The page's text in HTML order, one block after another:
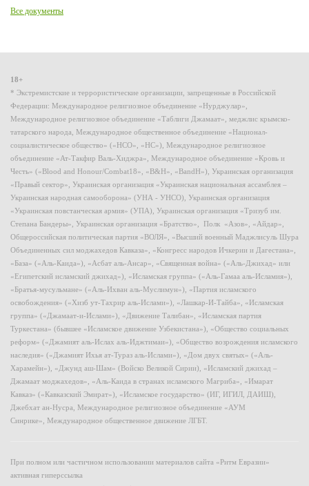
Все документы
18+
* Экстремистские и террористические организации, запрещенные в Российской
Федерации: Международное религиозное объединение «Нурджулар»,
Международное религиозное объединение «Таблиги Джамаат», меджлис крымско-
татарского народа, Международное общественное объединение «Национал-
социалистическое общество» («НСО», «НС»), Международное религиозное
объединение «Ат-Такфир Валь-Хиджра», Международное объединение «Кровь и
Честь» («Blood and Honour/Combat18», «B&H», «BandH»), Украинская организация
«Правый сектор», Украинская организация «Украинская национальная ассамблея –
Украинская народная самооборона» (УНА - УНСО), Украинская организация
«Украинская повстанческая армия» (УПА), Украинская организация «Тризуб им.
Степана Бандеры», Украинская организация «Братство», Полк «Азов», «Айдар»,
Общероссийская политическая партия «ВОЛЯ», «Высший военный Маджлисуль Шура
Объединенных сил моджахедов Кавказа», «Конгресс народов Ичкерии и Дагестана»,
«База» («Аль-Каида»), «Асбат аль-Ансар», «Священная война» («Аль-Джихад» или
«Египетский исламский джихад»), «Исламская группа» («Аль-Гамаа аль-Исламия»),
«Братья-мусульмане» («Аль-Ихван аль-Муслимун»), «Партия исламского
освобождения» («Хизб ут-Тахрир аль-Ислами»), «Лашкар-И-Тайба», «Исламская
группа» («Джамаат-и-Ислами»), «Движение Талибан», «Исламская партия
Туркестана» (бывшее «Исламское движение Узбекистана»), «Общество социальных
реформ» («Джамият аль-Ислах аль-Иджтимаи»), «Общество возрождения исламского
наследия» («Джамият Ихья ат-Тураз аль-Ислами»), «Дом двух святых» («Аль-
Харамейн»), «Джунд аш-Шам» (Войско Великой Сирии), «Исламский джихад –
Джамаат моджахедов», «Аль-Каида в странах исламского Магриба», «Имарат
Кавказ» («Кавказский Эмират»), «Исламское государство» (ИГ, ИГИЛ, ДАИШ),
Джебхат ан-Нусра, Международное религиозное объединение «АУМ
Синрике», Международное общественное движение ЛГБТ.
При полном или частичном использовании материалов сайта «Ритм Евразии»
активная гиперссылка